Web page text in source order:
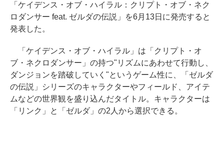
「ケイデンス・オブ・ハイラル：クリプト・オブ・ネク
ロダンサー feat. ゼルダの伝説」を6月13日に発売すると
発表した。
「ケイデンス・オブ・ハイラル」は「クリプト・オ
ブ・ネクロダンサー」の持つ"リズムにあわせて行動し、
ダンジョンを踏破していく"というゲーム性に、「ゼルダ
の伝説」シリーズのキャラクターやフィールド、アイテ
ムなどの世界観を盛り込んだタイトル。キャラクターは
「リンク」と「ゼルダ」の2人から選択できる。